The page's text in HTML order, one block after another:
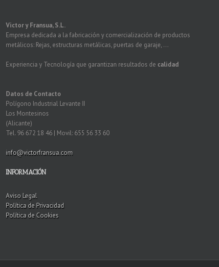
Victor y Fransua, S.L.
Empresa dedicada a la fabricación y comercialización de productos
metálicos: Rejas, estructuras metálicas, puertas de garaje, ...
Experiencia y Tecnología que garantizan resultados de calidad
Datos de Contacto
Polígono Industrial Levante II
Los Montesinos
(Alicante)
Tel. 96 672 18 46 | Movil: 655 56 33 60
info@victorfransua.com
INFORMACIÓN
Aviso Legal
Política de Privacidad
Política de Cookies